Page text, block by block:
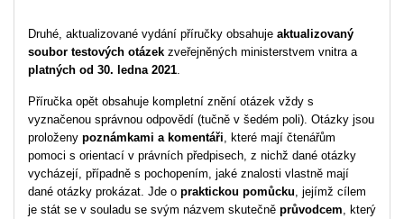
Druhé, aktualizované vydání příručky obsahuje aktualizovaný
soubor testových otázek zveřejněných ministerstvem vnitra a
platných od 30. ledna 2021
Příručka opět obsahuje kompletní znění otázek vždy s
vyznačenou správnou odpovědí (tučně v šedém poli). Otázky jsou
proloženy poznámkami a komentáři , které mají čtenářům
pomoci s orientací v právních předpisech, z nichž dané otázky
vycházejí, případně s pochopením, jaké znalosti vlastně mají
dané otázky prokázat. Jde o praktickou pomůcku , jejímž cílem
je stát se v souladu se svým názvem skutečně průvodcem , který